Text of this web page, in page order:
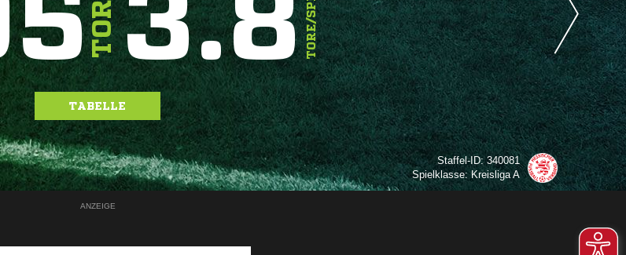
TORE TORE/SPIEL
TABELLE
Staffel-ID: 340081
Spielklasse: Kreisliga A
ANZEIGE